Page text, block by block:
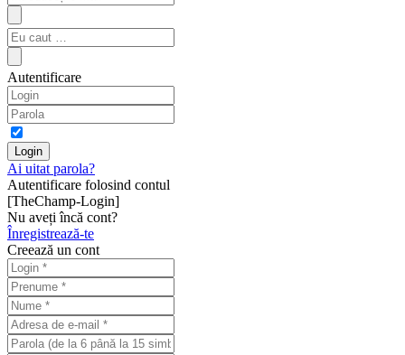
Autentificare
Ai uitat parola?
Autentificare folosind contul
[TheChamp-Login]
Nu aveți încă cont?
Înregistrează-te
Creează un cont